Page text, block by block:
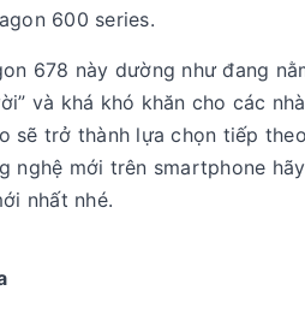
600 series.
678 này dường như đang
và khá khó khăn cho các
sẽ trở thành lựa chọn tiếp
nghệ mới trên smartphone
nhất nhé.